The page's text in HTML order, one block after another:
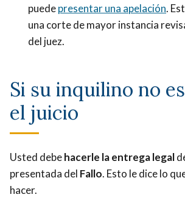
puedepresentar una apelación.
una corte de mayor instancia
del juez.
Si su inquilino no
el juicio
Usted debehacerle la entrega legal
presentada del Fallo. Esto le dice lo
hacer.